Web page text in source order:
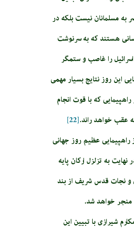
مسلمانان نیست بلکه در
هستند که به سرنوشت
را غاصب و ستمگر
این روز نتایج بسیار مهمی
که با قوت انجام
عقب خواهد راند.[22]
راهپیمایی عظیم روز جهانی
به تزلزل ارکان پایه
و نجات قدس شریف از بند
منجر خواهد شد.
شیرازی با تبیین این